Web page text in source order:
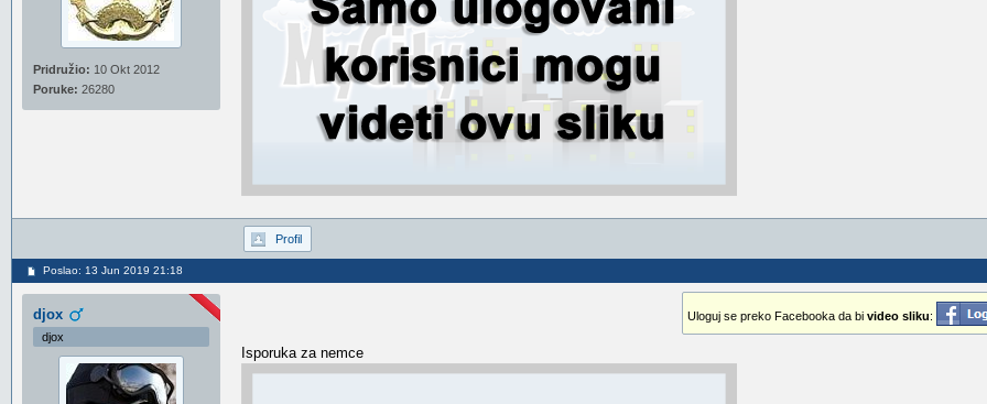
Pridružio: 10 Okt 2012
Poruke: 26280
Profil
Poslao: 13 Jun 2019 21:18
djox
djox
Uloguj se preko Facebooka da bi video sliku:
Isporuka za nemce